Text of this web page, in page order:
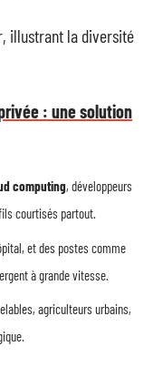
illustrant la diversité
: une solution
computing, développeurs
courtisés partout.
et des postes comme
à grande vitesse.
agriculteurs urbains,